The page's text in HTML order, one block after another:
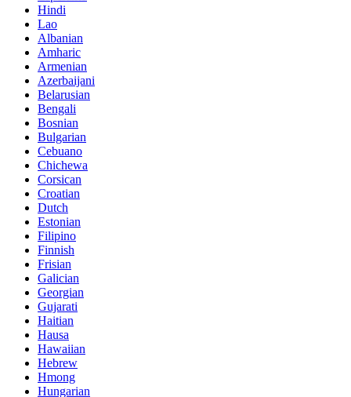
Hindi
Lao
Albanian
Amharic
Armenian
Azerbaijani
Belarusian
Bengali
Bosnian
Bulgarian
Cebuano
Chichewa
Corsican
Croatian
Dutch
Estonian
Filipino
Finnish
Frisian
Galician
Georgian
Gujarati
Haitian
Hausa
Hawaiian
Hebrew
Hmong
Hungarian